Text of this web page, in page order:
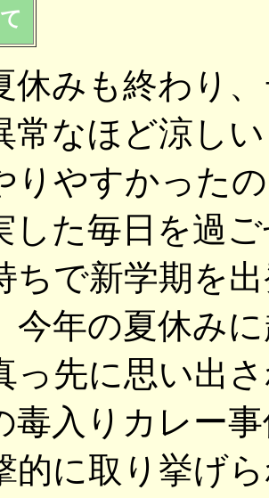
みも終わり
常なほど涼し
りやすかった
した毎日を過
ちで新学期を
年の夏休み
っ先に思い出
毒入りカレー
的に取り挙げ